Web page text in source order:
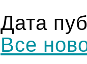
Дата
Все